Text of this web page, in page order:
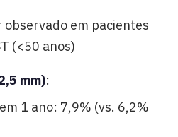
em pacientes
(<50 anos)
mm):
1 ano: 7,9% (vs. 6,2%